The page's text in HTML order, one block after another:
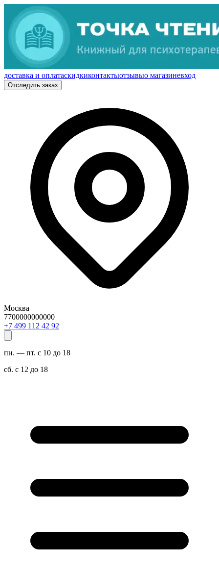
доставка и оплатаскидкиконтактыотзывыо магазиневход
Отследить заказ
Москва
7700000000000
29 24 211 994 7+
пн. — пт. с 10 до 18
сб. с 12 до 18